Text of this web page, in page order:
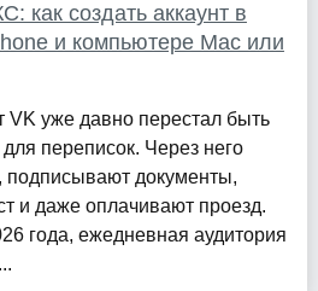
как создать аккаунт в
и компьютере Mac или
уже давно перестал быть
переписок. Через него
подписывают документы,
и даже оплачивают проезд.
года, ежедневная аудитория